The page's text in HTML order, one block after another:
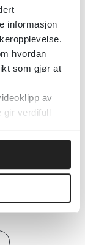
informasjon
hvordan
som gjør at
av
gir verdifull